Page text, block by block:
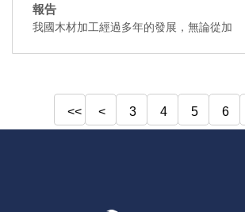
報告
我國木材加工經過多年的發展，無論從加
<< < 3 4 5 6